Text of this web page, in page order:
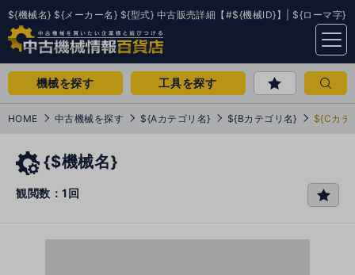
${機械名} ${メーカー名} ${型式} 中古販売詳細【#${機械ID}】| ${ローマ字}
menu
機械を探す 工具を探す
HOME 中古機械を探す ${Aカテゴリ名} ${Bカテゴリ名} ${Cカテ
{$機械名}
観閲数：1回
favo